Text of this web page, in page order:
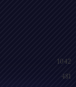
1042
481